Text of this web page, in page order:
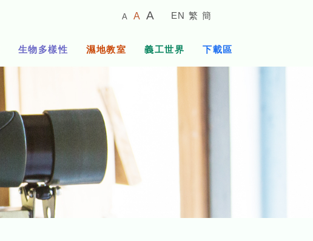
A
較
A
預
字
體
A
的
EN 繁 簡
生物多樣性 濕地教室 義工世界 下載區